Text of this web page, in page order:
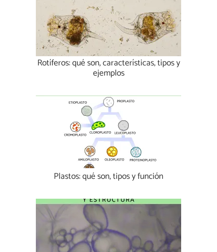
Rotíferos: qué son, características, tipos y
ejemplos
Plastos: qué son, tipos y función